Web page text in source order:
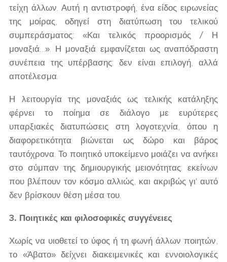
τείχη άλλων. Αυτή η αντιστροφή, ένα είδος ειρωνείας
της μοίρας, οδηγεί στη διατύπωση του τελικού
συμπεράσματος: «Και τελικός προορισμός / Η
μοναξιά…». Η μοναξιά εμφανίζεται ως αναπόδραστη
συνέπεια της υπέρβασης: δεν είναι επιλογή, αλλά
αποτέλεσμα.
Η λειτουργία της μοναξιάς ως τελικής κατάληξης
φέρνει το ποίημα σε διάλογο με ευρύτερες
υπαρξιακές διατυπώσεις στη λογοτεχνία, όπου η
διαφορετικότητα βιώνεται ως δώρο και βάρος
ταυτόχρονα. Το ποιητικό υποκείμενο μοιάζει να ανήκει
στο σύμπαν της δημιουργικής μειονότητας: εκείνων
που βλέπουν τον κόσμο αλλιώς, και ακριβώς γι' αυτό
δεν βρίσκουν θέση μέσα του.
3. Ποιητικές και φιλοσοφικές συγγένειες
Χωρίς να υιοθετεί το ύφος ή τη φωνή άλλων ποιητών,
το «Άβατο» δείχνει διακειμενικές και εννοιολογικές